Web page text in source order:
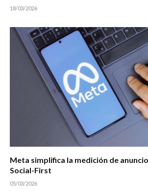
18/03/2026
Meta simplifica la medición de
Social-First
05/03/2026